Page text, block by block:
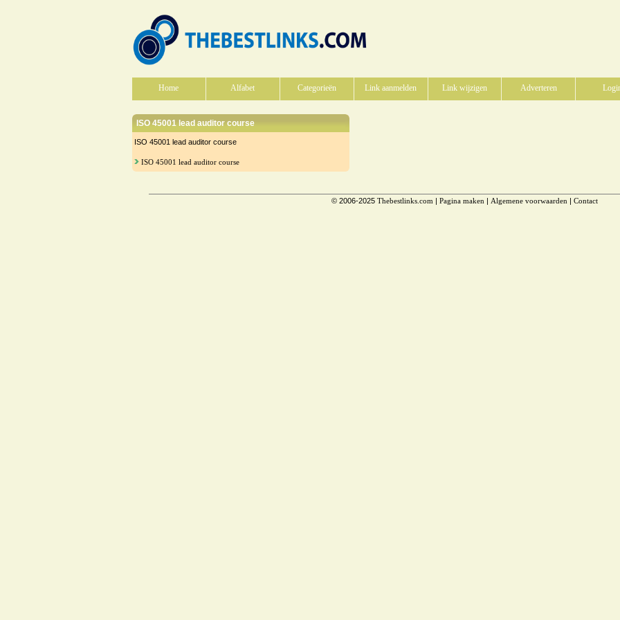
Home Alfabet Categorieën Link aanmelden Link wijzigen Adverteren
ISO 45001 lead auditor course
ISO 45001 lead auditor course
ISO 45001 lead auditor course
© 2006-2025Thebestlinks.com |Pagina maken | Algemene voorwaarden |Contact